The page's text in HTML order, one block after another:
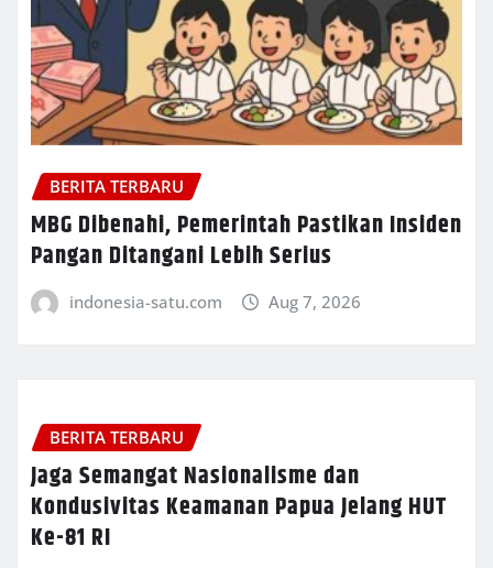
BERITA TERBARU
MBG Dibenahi, Pemerintah Pastikan Insiden
Pangan Ditangani Lebih Serius
indonesia-satu.com Aug 7, 2026
BERITA TERBARU
Jaga Semangat Nasionalisme dan
Kondusivitas Keamanan Papua Jelang HUT
Ke-81 RI